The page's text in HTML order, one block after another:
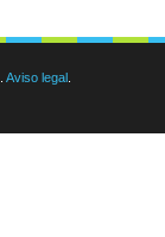
Aviso legal